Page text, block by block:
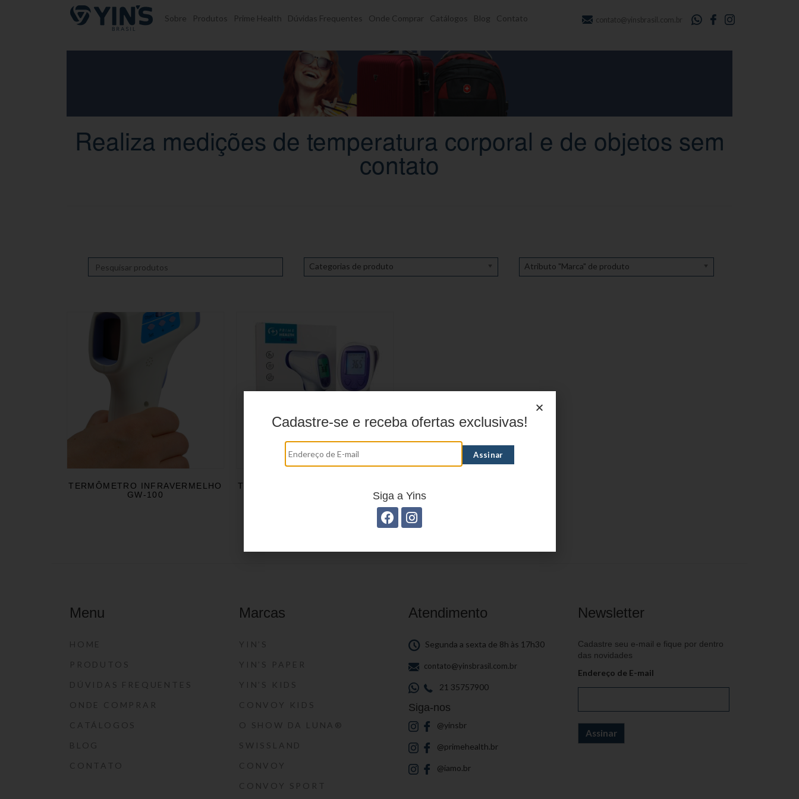
Pular para o conteúdo Sobre Produtos Prime Health Dúvidas Frequentes Onde Comprar Catálogos Blog Contato contato@yinsbrasil.com.br
Realiza medições de temperatura corporal e de objetos sem
contato
Categorias de produto Atributo "Marca" de produto
TERMÔMETRO INFRAVERMELHO
GW-100
TERMÔMETRO INFRAVERMELHO
Menu
HOME
PRODUTOS
DÚVIDAS FREQUENTES
ONDE COMPRAR
CATÁLOGOS
BLOG
CONTATO
Marcas
YIN’S
YIN’S PAPER
YIN’S KIDS
CONVOY KIDS
O SHOW DA LUNA®
SWISSLAND
CONVOY
CONVOY SPORT
Atendimento
Segunda a sexta de 8h às 17h30
contato@yinsbrasil.com.br
21 35757900
Siga-nos
@yinsbr
@primehealth.br
@iamo.br
Newsletter
Cadastre seu e-mail e fique por dentro
das novidades
Endereço de E-mail
Cadastre-se e receba ofertas exclusivas!
Siga a Yins